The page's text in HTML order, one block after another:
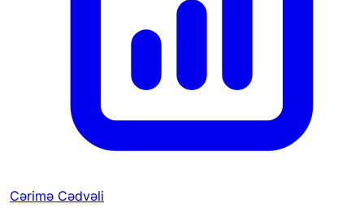
Cərimə Cədvəli